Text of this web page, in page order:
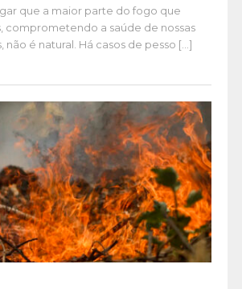
que a maior parte do fogo que
comprometendo a saúde de nossas
não é natural. Há casos de pesso [...]